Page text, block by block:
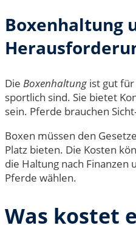
Boxenhaltung
Die Boxenhaltung ist gut
sportlich sind. Sie bietet
sein. Pferde brauchen
Boxen müssen den
Platz bieten. Die Kosten
die Haltung nach Finanzen
Pferde wählen.
Was kostet